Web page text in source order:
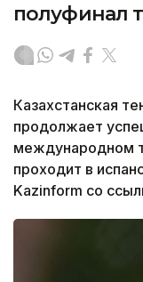
полуфинал
Казахстанская
продолжает
международном
проходит в
Kazinform со